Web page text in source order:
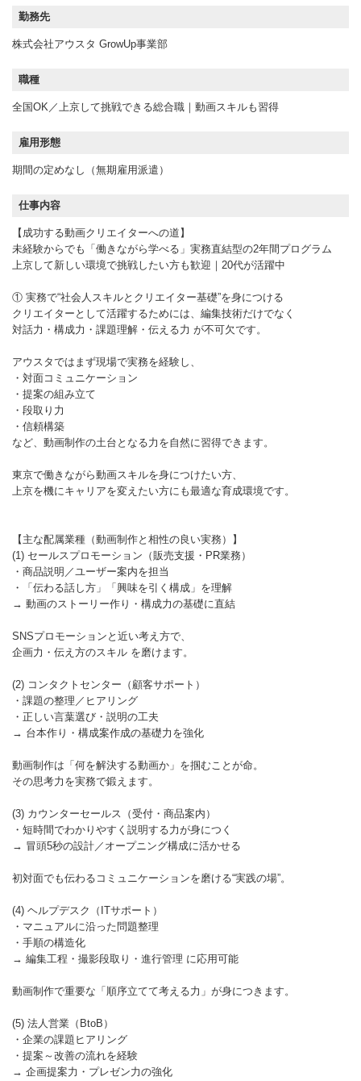
勤務先
株式会社アウスタ GrowUp事業部
職種
全国OK／上京して挑戦できる総合職｜動画スキルも習得
雇用形態
期間の定めなし（無期雇用派遣）
仕事内容
【成功する動画クリエイターへの道】
未経験からでも「働きながら学べる」実務直結型の2年間プログラム
上京して新しい環境で挑戦したい方も歓迎｜20代が活躍中
① 実務で“社会人スキルとクリエイター基礎”を身につける
クリエイターとして活躍するためには、編集技術だけでなく
対話力・構成力・課題理解・伝える力 が不可欠です。
アウスタではまず現場で実務を経験し、
・対面コミュニケーション
・提案の組み立て
・段取り力
・信頼構築
など、動画制作の土台となる力を自然に習得できます。
東京で働きながら動画スキルを身につけたい方、
上京を機にキャリアを変えたい方にも最適な育成環境です。
【主な配属業種（動画制作と相性の良い実務）】
(1) セールスプロモーション（販売支援・PR業務）
・商品説明／ユーザー案内を担当
・「伝わる話し方」「興味を引く構成」を理解
→ 動画のストーリー作り・構成力の基礎に直結
SNSプロモーションと近い考え方で、
企画力・伝え方のスキル を磨けます。
(2) コンタクトセンター（顧客サポート）
・課題の整理／ヒアリング
・正しい言葉選び・説明の工夫
→ 台本作り・構成案作成の基礎力を強化
動画制作は「何を解決する動画か」を掴むことが命。
その思考力を実務で鍛えます。
(3) カウンターセールス（受付・商品案内）
・短時間でわかりやすく説明する力が身につく
→ 冒頭5秒の設計／オープニング構成に活かせる
初対面でも伝わるコミュニケーションを磨ける“実践の場”。
(4) ヘルプデスク（ITサポート）
・マニュアルに沿った問題整理
・手順の構造化
→ 編集工程・撮影段取り・進行管理 に応用可能
動画制作で重要な「順序立てて考える力」が身につきます。
(5) 法人営業（BtoB）
・企業の課題ヒアリング
・提案～改善の流れを経験
→ 企画提案力・プレゼン力の強化